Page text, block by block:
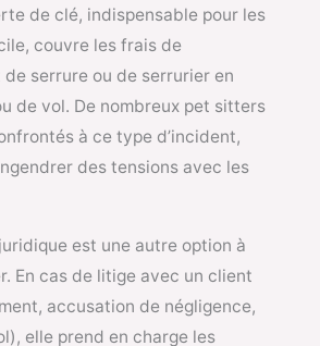
de clé, indispensable pour les
couvre les frais de
serrure ou de serrurier en
de vol. De nombreux pet sitters
à ce type d’incident,
des tensions avec les
est une autre option à
En cas de litige avec un client
accusation de négligence,
elle prend en charge les